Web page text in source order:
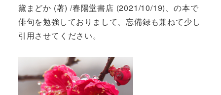
黛まどか (著) /春陽堂書店 (2021/10/19)、の本で
俳句を勉強しておりまして、忘備録も兼ねて少し
引用させてください。